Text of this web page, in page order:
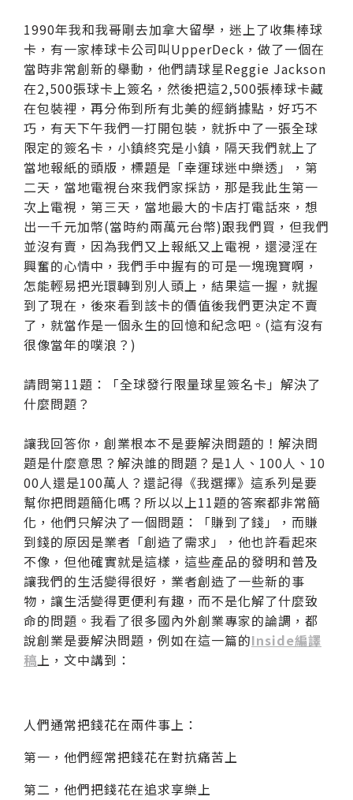
1990年我和我哥剛去加拿大留學，迷上了收集棒球
卡，有一家棒球卡公司叫UpperDeck，做了一個在
當時非常創新的舉動，他們請球星Reggie Jackson
在2,500張球卡上簽名，然後把這2,500張棒球卡藏
在包裝裡，再分佈到所有北美的經銷據點，好巧不
巧，有天下午我們一打開包裝，就拆中了一張全球
限定的簽名卡，小鎮終究是小鎮，隔天我們就上了
當地報紙的頭版，標題是「幸運球迷中樂透」，第
二天，當地電視台來我們家採訪，那是我此生第一
次上電視，第三天，當地最大的卡店打電話來，想
出一千元加幣(當時約兩萬元台幣)跟我們買，但我們
並沒有賣，因為我們又上報紙又上電視，還浸淫在
興奮的心情中，我們手中握有的可是一塊瑰寶啊，
怎能輕易把光環轉到別人頭上，結果這一握，就握
到了現在，後來看到該卡的價值後我們更決定不賣
了，就當作是一個永生的回憶和紀念吧。(這有沒有
很像當年的噗浪？)
請問第11題：「全球發行限量球星簽名卡」解決了
什麼問題？
讓我回答你，創業根本不是要解決問題的！解決問
題是什麼意思？解決誰的問題？是1人、100人、10
00人還是100萬人？還記得《我選擇》這系列是要
幫你把問題簡化嗎？所以以上11題的答案都非常簡
化，他們只解決了一個問題：「賺到了錢」，而賺
到錢的原因是業者「創造了需求」，他也許看起來
不像，但他確實就是這樣，這些產品的發明和普及
讓我們的生活變得很好，業者創造了一些新的事
物，讓生活變得更便利有趣，而不是化解了什麼致
命的問題。我看了很多國內外創業專家的論調，都
說創業是要解決問題，例如在這一篇的Inside編譯
稿上，文中講到：
人們通常把錢花在兩件事上：
第一，他們經常把錢花在對抗痛苦上
第二，他們把錢花在追求享樂上